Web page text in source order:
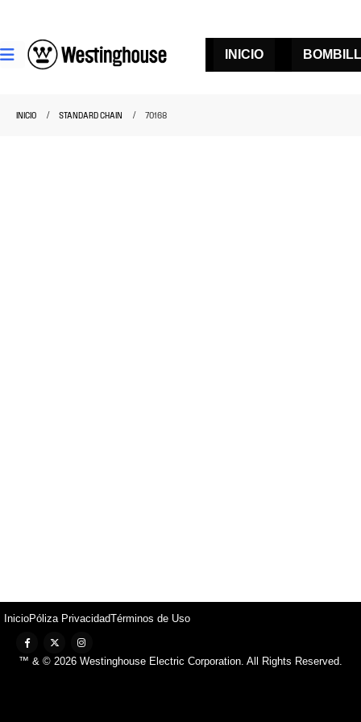
INICIO
INICIO STANDARD CHAIN 70168
InicioPóliza PrivacidadTérminos de Uso
™ & © 2026 Westinghouse Electric Corporation. All Rights Reserved.